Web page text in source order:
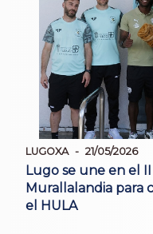
LUGOXA 21/05/2026
Lugo se une en el
Murallalandia para
el HULA